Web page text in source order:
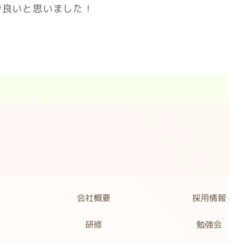
いと思いました！
会社概要 採用情報
研修 勉強会